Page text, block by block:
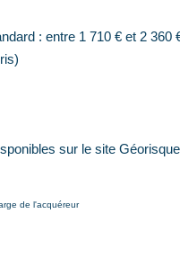
: entre 1 710 € et 2 360
sur le site
de l'acquéreur